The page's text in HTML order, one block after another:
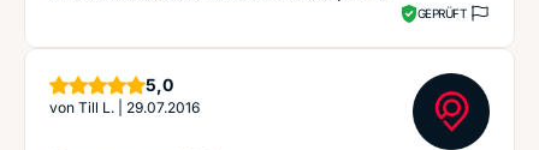
GEPRÜFT
5,0Sterne
von Till L. 29.07.2016